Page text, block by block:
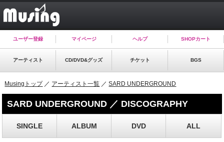
ユーザー登録 マイページ ヘルプ SHOPカート
アーティスト CD/DVD&グッズ チケット BGS
Musingトップ／ アーティスト一覧 ／SARD UNDERGROUND
SARD UNDERGROUND ／ DISCOGRAPHY
SINGLE ALBUM DVD ALL